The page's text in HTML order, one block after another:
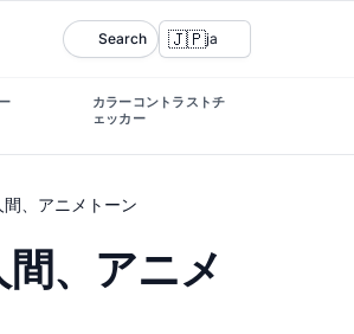
Search 🇯🇵ja
カラーコントラストチ
ェッカー
、アニメトーン
、アニメ